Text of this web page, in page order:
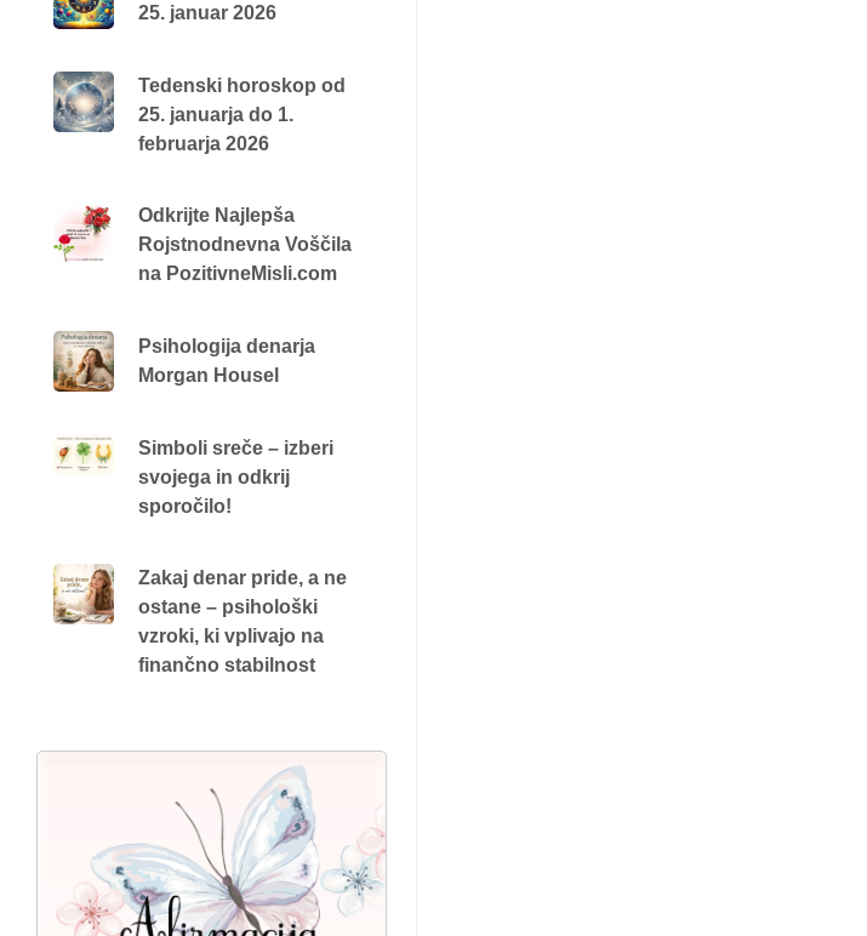
25. januar 2026
Tedenski horoskop od
25. januarja do 1.
februarja 2026
Odkrijte Najlepša
Rojstnodnevna Voščila
na PozitivneMisli.com
Psihologija denarja
Morgan Housel
Simboli sreče – izberi
svojega in odkrij
sporočilo!
Zakaj denar pride, a ne
ostane – psihološki
vzroki, ki vplivajo na
finančno stabilnost